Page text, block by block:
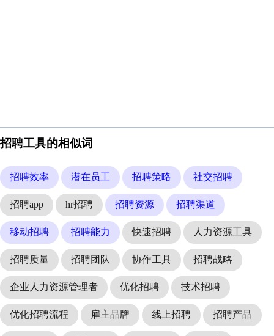
招聘工具的相似词
招聘效率 潜在员工 招聘策略 社交招聘
招聘app hr招聘 招聘资源 招聘渠道
移动招聘 招聘能力 快速招聘 人力资源工具
招聘质量 招聘团队 协作工具 招聘战略
企业人力资源管理者 优化招聘 技术招聘
优化招聘流程 雇主品牌 线上招聘 招聘产品